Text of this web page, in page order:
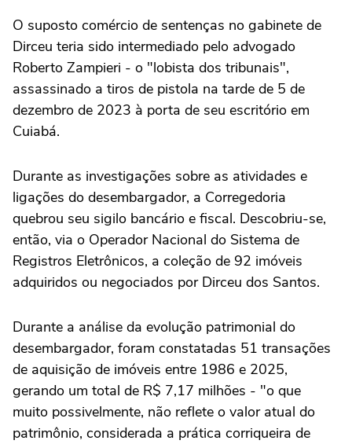
O suposto comércio de sentenças no gabinete de
Dirceu teria sido intermediado pelo advogado
Roberto Zampieri - o "lobista dos tribunais",
assassinado a tiros de pistola na tarde de 5 de
dezembro de 2023 à porta de seu escritório em
Cuiabá.
Durante as investigações sobre as atividades e
ligações do desembargador, a Corregedoria
quebrou seu sigilo bancário e fiscal. Descobriu-se,
então, via o Operador Nacional do Sistema de
Registros Eletrônicos, a coleção de 92 imóveis
adquiridos ou negociados por Dirceu dos Santos.
Durante a análise da evolução patrimonial do
desembargador, foram constatadas 51 transações
de aquisição de imóveis entre 1986 e 2025,
gerando um total de R$ 7,17 milhões - "o que
muito possivelmente, não reflete o valor atual do
patrimônio, considerada a prática corriqueira de